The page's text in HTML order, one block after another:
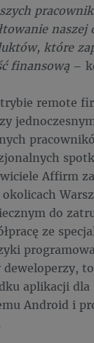
naszej
które
finansową –
remote
Affirm
do
ze
deweloperzy,
aplikacji dla
Android i